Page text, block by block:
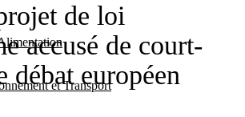
et Transport
de loi
accusé de court-
débat européen